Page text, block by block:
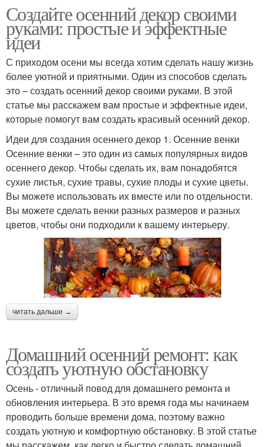
Создайте осенний декор своими
руками: простые и эффектные
идеи
С приходом осени мы всегда хотим сделать нашу жизнь
более уютной и приятными. Один из способов сделать
это – создать осенний декор своими руками. В этой
статье мы расскажем вам простые и эффектные идеи,
которые помогут вам создать красивый осенний декор.
Идеи для создания осеннего декор 1. Осенние венки
Осенние венки – это один из самых популярных видов
осеннего декор. Чтобы сделать их, вам понадобятся
сухие листья, сухие травы, сухие плоды и сухие цветы.
Вы можете использовать их вместе или по отдельности.
Вы можете сделать венки разных размеров и разных
цветов, чтобы они подходили к вашему интерьеру.
читать дальше →
Домашний осенний ремонт: как
создать уютную обстановку
Осень - отличный повод для домашнего ремонта и
обновления интерьера. В это время года мы начинаем
проводить больше времени дома, поэтому важно
создать уютную и комфортную обстановку. В этой статье